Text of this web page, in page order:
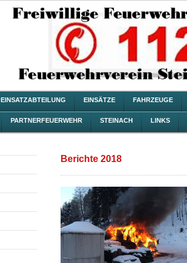
EINSATZABTEILUNG EINSÄTZE FAHRZEUGE
PARTNERFEUERWEHR STEINACH LINKS
Berichte 2018